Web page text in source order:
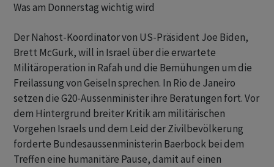
Was am Donnerstag wichtig wird
Der Nahost-Koordinator von US-Präsident Joe Biden,
Brett McGurk, will in Israel über die erwartete
Militäroperation in Rafah und die Bemühungen um die
Freilassung von Geiseln sprechen. In Rio de Janeiro
setzen die G20-Aussenminister ihre Beratungen fort. Vor
dem Hintergrund breiter Kritik am militärischen
Vorgehen Israels und dem Leid der Zivilbevölkerung
forderte Bundesaussenministerin Baerbock bei dem
Treffen eine humanitäre Pause, damit auf einen